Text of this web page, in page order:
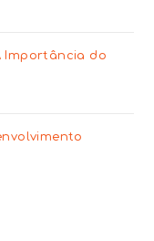
Importância do